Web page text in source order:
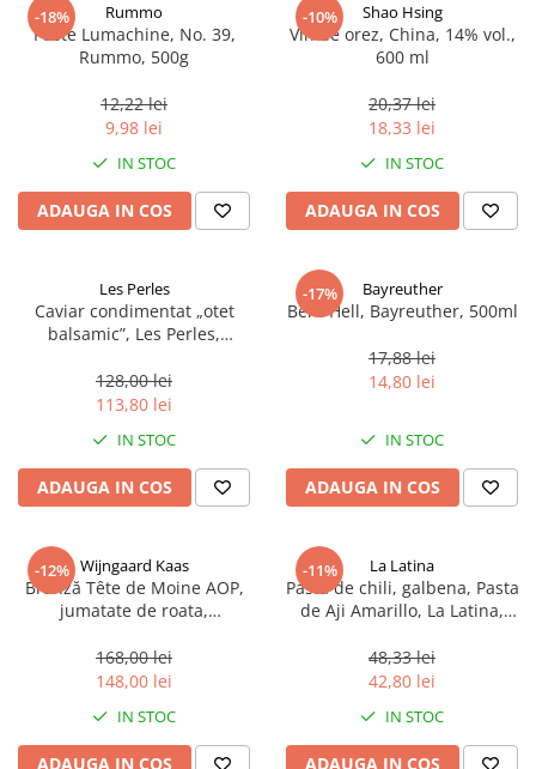
-18% Rummo
Paste Lumachine, No. 39,
Rummo, 500g
12,22 lei
9,98 lei
IN STOC
ADAUGA IN COS
-10% Shao Hsing
Vin de orez, China, 14% vol.,
600 ml
20,37 lei
18,33 lei
IN STOC
ADAUGA IN COS
Les Perles
Caviar condimentat „otet
balsamic”, Les Perles,
sferice, 200 g
128,00 lei
113,80 lei
IN STOC
ADAUGA IN COS
-17% Bayreuther
Bere Hell, Bayreuther, 500ml
17,88 lei
14,80 lei
IN STOC
ADAUGA IN COS
-12% Wijngaard Kaas
Brânză Tête de Moine AOP,
jumatate de roata,
168,00 lei
148,00 lei
IN STOC
ADAUGA IN COS
-11% La Latina
Pasta de chili, galbena, Pasta
de Aji Amarillo, La Latina,
48,33 lei
42,80 lei
IN STOC
ADAUGA IN COS